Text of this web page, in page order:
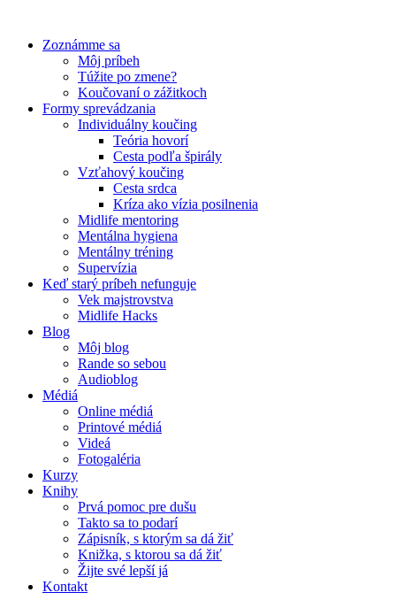
obsah
Zoznámme sa
Môj príbeh
Túžite po zmene?
Koučovaní o zážitkoch
Formy sprevádzania
Individuálny koučing
Teória hovorí
Cesta podľa špirály
Vzťahový koučing
Cesta srdca
Kríza ako vízia posilnenia
Midlife mentoring
Mentálna hygiena
Mentálny tréning
Supervízia
Keď starý príbeh nefunguje
Vek majstrovstva
Midlife Hacks
Blog
Môj blog
Rande so sebou
Audioblog
Médiá
Online médiá
Printové médiá
Videá
Fotogaléria
Kurzy
Knihy
Prvá pomoc pre dušu
Takto sa to podarí
Zápisník, s ktorým sa dá žiť
Knižka, s ktorou sa dá žiť
Žijte své lepší já
Kontakt